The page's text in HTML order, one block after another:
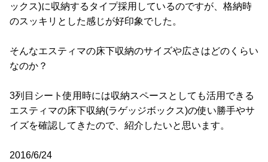
ックス)に収納するタイプ採用しているのですが、格納時
のスッキリとした感じが好印象でした。
そんなエスティマの床下収納のサイズや広さはどのくらい
なのか？
3列目シート使用時には収納スペースとしても活用できる
エスティマの床下収納(ラゲッジボックス)の使い勝手やサ
イズを確認してきたので、紹介したいと思います。
2016/6/24